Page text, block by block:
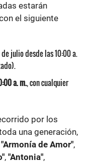
estarán
el siguiente
julio desde las 10:00 a.
a. m., con cualquier
por los
una generación,
"Armonía de Amor",
, "Antonia",